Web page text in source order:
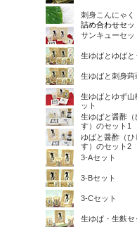
刺身こんにゃく
詰め合わせセッ
サンキューセッ
生ゆばとゆばと
生ゆばと刺身蒟
生ゆばとゆず山
ット
生ゆばと醤酢（
す）のセット1
ゆばと醤酢（ひ
す）のセット2
3-Aセット
3-Bセット
3-Cセット
生ゆば・生麩セ